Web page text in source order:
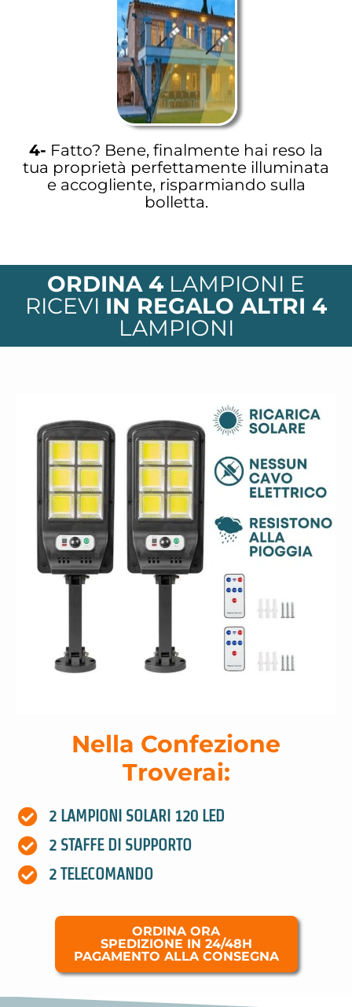
4- Fatto? Bene, finalmente hai reso la
tua proprietà perfettamente illuminata
e accogliente, risparmiando sulla
bolletta.
ORDINA 4 LAMPIONI E
RICEVI IN REGALO ALTRI 4
LAMPIONI
Nella Confezione
Troverai:
2 LAMPIONI SOLARI 120 LED
2 STAFFE DI SUPPORTO
2 TELECOMANDO
ORDINA ORA
SPEDIZIONE IN 24/48H
PAGAMENTO ALLA CONSEGNA